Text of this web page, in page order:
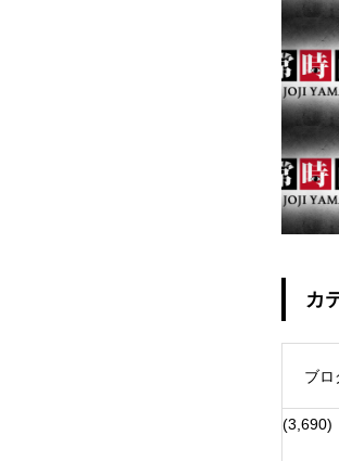
カ
ブロ
(3,690)